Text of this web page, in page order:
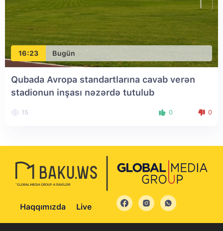
16:23 Bugün
Qubada Avropa standartlarına cavab verən
stadionun inşası nəzərdə tutulub
15 0 0
Haqqımızda Live